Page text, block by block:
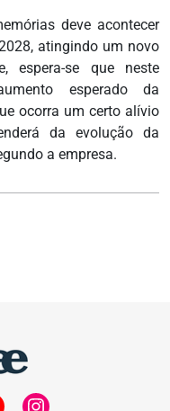
deve acontecer
atingindo um novo
espera-se que neste
esperado da
ocorra um certo alívio
da evolução da
a empresa.